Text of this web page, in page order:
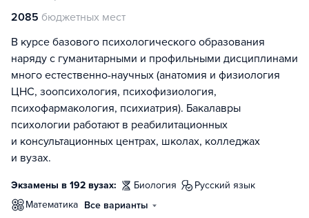
2085 бюджетных мест
В курсе базового психологического образования
наряду с гуманитарными и профильными дисциплинами
много естественно-научных (анатомия и физиология
ЦНС, зоопсихология, психофизиология,
психофармакология, психиатрия). Бакалавры
психологии работают в реабилитационных
и консультационных центрах, школах, колледжах
и вузах.
Экзамены в 192 вузах: биология
русский язык
математика Все варианты